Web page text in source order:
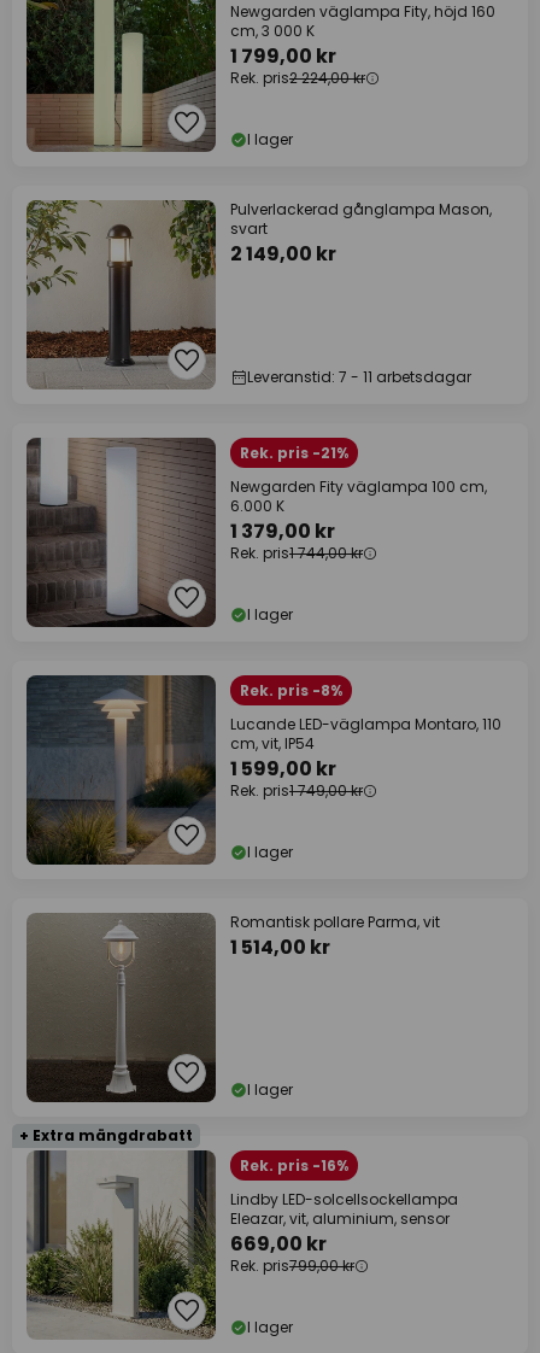
Newgarden väglampa Fity, höjd 160
cm, 3 000 K
1 799,00 kr
Rek. pris2 224,00 kr
I lager
Pulverlackerad gånglampa Mason,
svart
2 149,00 kr
Leveranstid: 7 - 11 arbetsdagar
Rek. pris -21%
Newgarden Fity väglampa 100 cm,
6.000 K
1 379,00 kr
Rek. pris1 744,00 kr
I lager
Rek. pris -8%
Lucande LED-väglampa Montaro, 110
cm, vit, IP54
1 599,00 kr
Rek. pris1 749,00 kr
I lager
Romantisk pollare Parma, vit
1 514,00 kr
I lager
+ Extra mängdrabatt
Rek. pris -16%
Lindby LED-solcellsockellampa
Eleazar, vit, aluminium, sensor
669,00 kr
Rek. pris799,00 kr
I lager